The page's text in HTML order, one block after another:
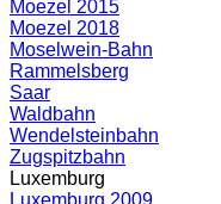
Moezel 2015
Moezel 2018
Moselwein-Bahn
Rammelsberg
Saar
Waldbahn
Wendelsteinbahn
Zugspitzbahn
Luxemburg
Luxemburg 2009